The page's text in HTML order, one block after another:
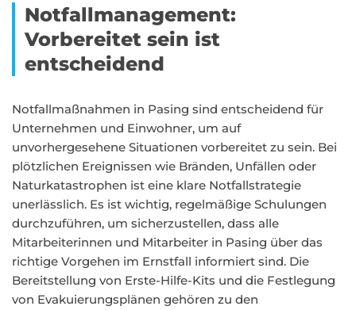
Notfallmanagement:
Vorbereitet sein ist
entscheidend
Notfallmaßnahmen in Pasing sind entscheidend für
Unternehmen und Einwohner, um auf
unvorhergesehene Situationen vorbereitet zu sein. Bei
plötzlichen Ereignissen wie Bränden, Unfällen oder
Naturkatastrophen ist eine klare Notfallstrategie
unerlässlich. Es ist wichtig, regelmäßige Schulungen
durchzuführen, um sicherzustellen, dass alle
Mitarbeiterinnen und Mitarbeiter in Pasing über das
richtige Vorgehen im Ernstfall informiert sind. Die
Bereitstellung von Erste-Hilfe-Kits und die Festlegung
von Evakuierungsplänen gehören zu den